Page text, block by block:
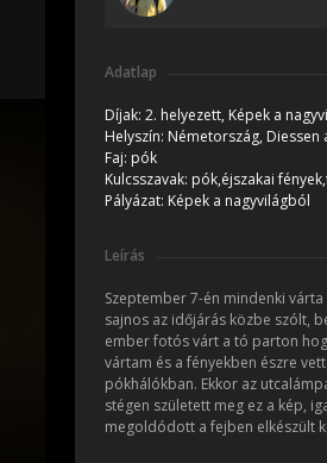
Adatlap
Díjak: 2. helyezett, Képek a
Helyszín: Németország, Diessen
Faj: pók
Kulcsszavak: pók,éjszakai
Pályázat: Képek a nagyvilágból
Leírás
Szeptember 7-én mindenki
sajnos az időjárás közbe szólt,
ember fotós várt a tó parton
vártam és a fényekben észre
pókhálókban. Ekkor az
stégen született meg ez a kép,
megoldódott a fejben elkészült